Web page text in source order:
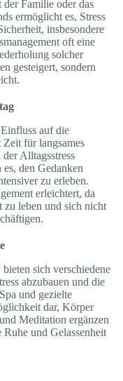
Familie oder das
ermöglicht es, Stress
insbesondere
oft eine
solcher
gesteigert, sondern
auf die
für langsames
Alltagsstress
den Gedanken
zu erleben.
erleichtert, da
zu leben und sich nicht
sich verschiedene
abzubauen und die
und gezielte
dar, Körper
Meditation ergänzen
und Gelassenheit